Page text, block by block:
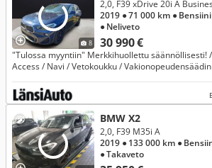
8 30 990 €
2,0, F39 xDrive 20i A
2019 ● 71 000 km ● Bensiini
● Neliveto
"Tulossa myyntiin" Merkkihuollettu säännöllisesti!
Access / Navi / Vetokoukku / Vakionopeudensäädin
BMW X2
2,0, F39 M35i A
2019 ● 133 000 km ●
● Takaveto